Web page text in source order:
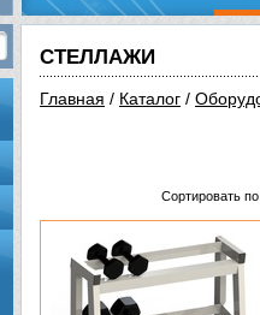
СТЕЛЛАЖИ
Главная / Каталог /
Сортировать